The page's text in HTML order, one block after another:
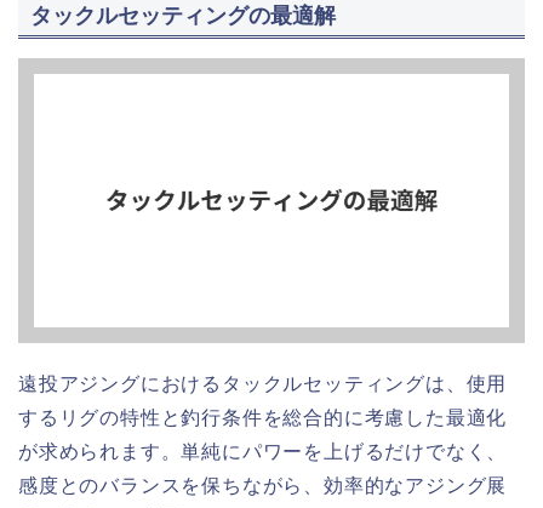
タックルセッティングの最適解
遠投アジングにおけるタックルセッティングは、使用
するリグの特性と釣行条件を総合的に考慮した最適化
が求められます。単純にパワーを上げるだけでなく、
感度とのバランスを保ちながら、効率的なアジング展